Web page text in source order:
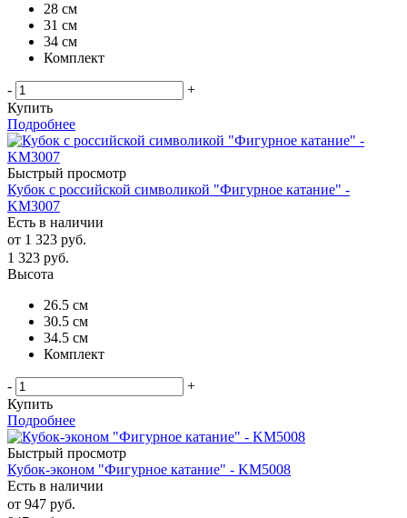
28 см
31 см
34 см
Комплект
-
+
Купить
Подробнее
Быстрый просмотр
Кубок с российской символикой "Фигурное катание" -
KM3007
Есть в наличии
от 1 323 руб.
1 323 руб.
Высота
26.5 см
30.5 см
34.5 см
Комплект
-
+
Купить
Подробнее
Быстрый просмотр
Кубок-эконом "Фигурное катание" - KM5008
Есть в наличии
от 947 руб.